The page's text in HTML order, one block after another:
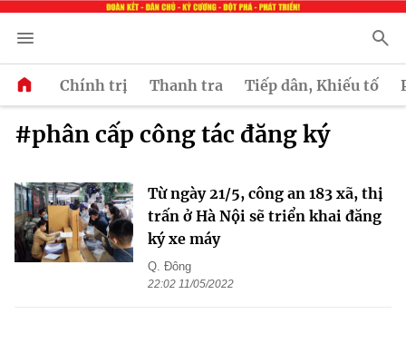
Chính trị Thanh tra Tiếp dân, Khiếu tố
#phân cấp công tác đăng ký
Từ ngày 21/5, công an 183 xã, thị
trấn ở Hà Nội sẽ triển khai đăng
ký xe máy
Q. Đông
22:02 11/05/2022